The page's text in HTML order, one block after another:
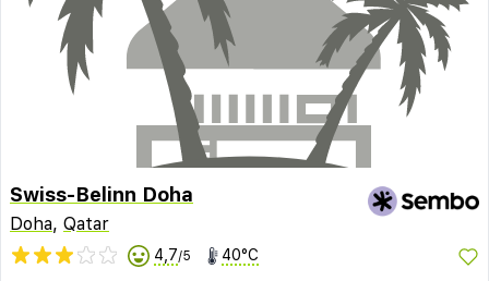
Swiss-Belinn Doha
Doha, Qatar
4,7/5 40°C